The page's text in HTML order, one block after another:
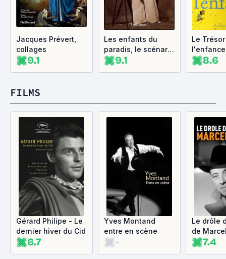
Jacques Prévert,
collages
9.1
Les enfants du
paradis, le scénario
original de Jacques
9.1
Le
l'enfance
8.6
FILMS
Gérard Philipe - Le
dernier hiver du Cid
6.7
Yves Montand
entre en scène
-
Le drôle
de
7.4